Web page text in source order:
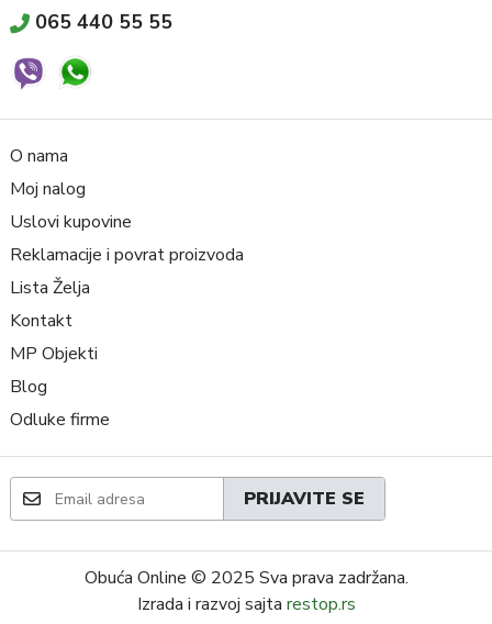
065 440 55 55
O nama
Moj nalog
Uslovi kupovine
Reklamacije i povrat proizvoda
Lista Želja
Kontakt
MP Objekti
Blog
Odluke firme
PRIJAVITE SE
Obuća Online © 2025 Sva prava zadržana.
Izrada i razvoj sajta restop.rs